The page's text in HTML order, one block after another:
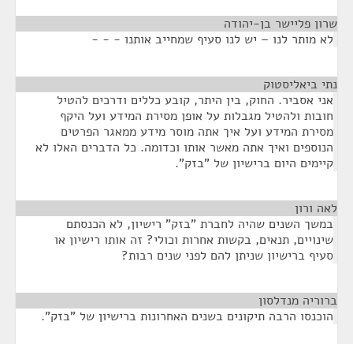
שרון פליישר בן-יהודה
לא מותר לנו – יש לנו סעיף שמחייב אותנו - - -
נתי ביאליסטוק
אני אסביר. החוק, בין היתר, קובע כללים ודרכים להטיל
חובות ולהטיל מגבלות על אופן מסירת המידע ועל היקף
מסירת המידע ועל איך אתה מוסר מידע ממאגר הפרטים
הנוספים ואיך אתה מאשר אותו וכדומה. כל הדברים האלו לא
קיימים היום ברישיון של "בזק".
לאה ורון
במשך השנים שהיה לחברת "בזק" רישיון, לא הכנסתם
שינויים, תנאים, בקשות אחרות וכולי? זה אותו רישיון או
סעיף ברישיון שניתן להם לפני שנים רבות?
ברוריה מנדלסון
הוכנסו הרבה תיקונים בשנים האחרונות ברישיון של "בזק".